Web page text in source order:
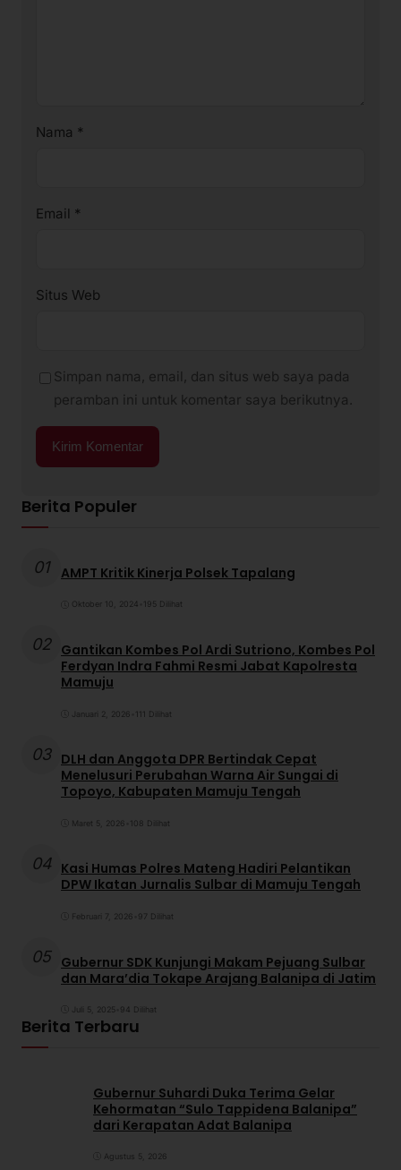
Nama *
Email *
Situs Web
Simpan nama, email, dan situs web saya pada
peramban ini untuk komentar saya berikutnya.
Berita Populer
01 AMPT Kritik Kinerja Polsek Tapalang
Oktober 10, 2024 195 Dilihat
02 Gantikan Kombes Pol Ardi Sutriono, Kombes Pol
Ferdyan Indra Fahmi Resmi Jabat Kapolresta
Mamuju
Januari 2, 2026 111 Dilihat
03 DLH dan Anggota DPR Bertindak Cepat
Menelusuri Perubahan Warna Air Sungai di
Topoyo, Kabupaten Mamuju Tengah
Maret 5, 2026 108 Dilihat
04 Kasi Humas Polres Mateng Hadiri Pelantikan
DPW Ikatan Jurnalis Sulbar di Mamuju Tengah
Februari 7, 2026 97 Dilihat
05 Gubernur SDK Kunjungi Makam Pejuang Sulbar
dan Mara’dia Tokape Arajang Balanipa di Jatim
Juli 5, 2025 94 Dilihat
Berita Terbaru
Gubernur Suhardi Duka Terima Gelar
Kehormatan “Sulo Tappidena Balanipa”
dari Kerapatan Adat Balanipa
Agustus 5, 2026